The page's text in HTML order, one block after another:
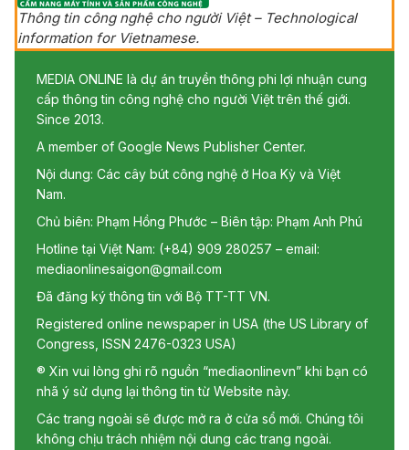
Thông tin công nghệ cho người Việt – Technological
information for Vietnamese.
MEDIA ONLINE là dự án truyền thông phi lợi nhuận cung
cấp thông tin công nghệ cho người Việt trên thế giới.
Since 2013.
A member of Google News Publisher Center.
Nội dung: Các cây bút công nghệ ở Hoa Kỳ và Việt
Nam.
Chủ biên: Phạm Hồng Phước – Biên tập: Phạm Anh Phú
Hotline tại Việt Nam: (+84) 909 280257 – email:
mediaonlinesaigon@gmail.com
Đã đăng ký thông tin với Bộ TT-TT VN.
Registered online newspaper in USA (the US Library of
Congress, ISSN 2476-0323 USA)
® Xin vui lòng ghi rõ nguồn “mediaonlinevn” khi bạn có
nhã ý sử dụng lại thông tin từ Website này.
Các trang ngoài sẽ được mở ra ở cửa sổ mới. Chúng tôi
không chịu trách nhiệm nội dung các trang ngoài.